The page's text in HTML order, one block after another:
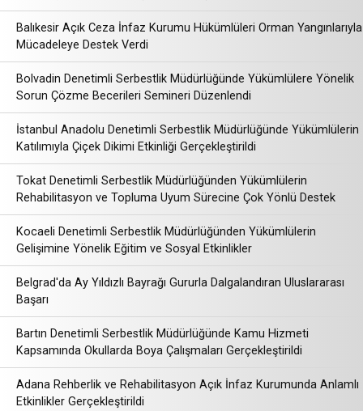
Balıkesir Açık Ceza İnfaz Kurumu Hükümlüleri Orman Yangınlarıyla
Mücadeleye Destek Verdi
Bolvadin Denetimli Serbestlik Müdürlüğünde Yükümlülere Yönelik
Sorun Çözme Becerileri Semineri Düzenlendi
İstanbul Anadolu Denetimli Serbestlik Müdürlüğünde Yükümlülerin
Katılımıyla Çiçek Dikimi Etkinliği Gerçekleştirildi
Tokat Denetimli Serbestlik Müdürlüğünden Yükümlülerin
Rehabilitasyon ve Topluma Uyum Sürecine Çok Yönlü Destek
Kocaeli Denetimli Serbestlik Müdürlüğünden Yükümlülerin
Gelişimine Yönelik Eğitim ve Sosyal Etkinlikler
Belgrad'da Ay Yıldızlı Bayrağı Gururla Dalgalandıran Uluslararası
Başarı
Bartın Denetimli Serbestlik Müdürlüğünde Kamu Hizmeti
Kapsamında Okullarda Boya Çalışmaları Gerçekleştirildi
Adana Rehberlik ve Rehabilitasyon Açık İnfaz Kurumunda Anlamlı
Etkinlikler Gerçekleştirildi